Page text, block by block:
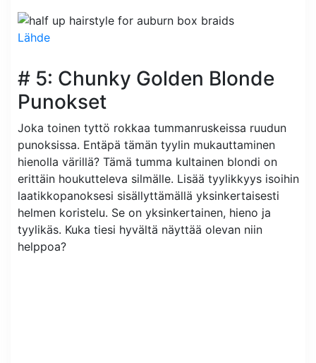
Lähde
# 5: Chunky Golden Blonde
Punokset
Joka toinen tyttö rokkaa tummanruskeissa ruudun
punoksissa. Entäpä tämän tyylin mukauttaminen
hienolla värillä? Tämä tumma kultainen blondi on
erittäin houkutteleva silmälle. Lisää tyylikkyys isoihin
laatikkopanoksesi sisällyttämällä yksinkertaisesti
helmen koristelu. Se on yksinkertainen, hieno ja
tyylikäs. Kuka tiesi hyvältä näyttää olevan niin
helppoa?